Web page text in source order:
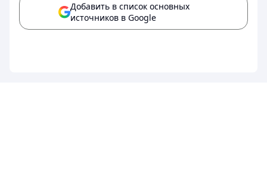
Добавить в список основных
источников в Google